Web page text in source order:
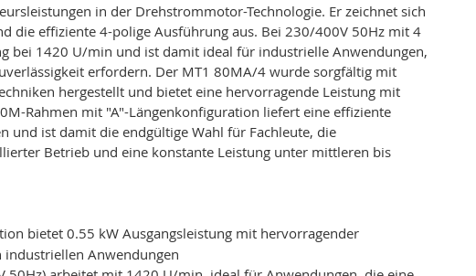
in der Drehstrommotor-Technologie. Er zeichnet sich
die effiziente 4-polige Ausführung aus. Bei 230/400V 50Hz mit 4
bei 1420 U/min und ist damit ideal für industrielle Anwendungen,
erfordern. Der MT1 80MA/4 wurde sorgfältig mit
hergestellt und bietet eine hervorragende Leistung mit
Rahmen mit "A"-Längenkonfiguration liefert eine effiziente
und ist damit die endgültige Wahl für Fachleute, die
Betrieb und eine konstante Leistung unter mittleren bis
bietet 0.55 kW Ausgangsleistung mit hervorragender
industriellen Anwendungen